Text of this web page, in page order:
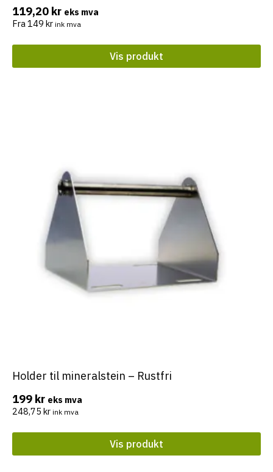
119,20 kr eks mva
Fra149 kr ink mva
Vis produkt
har
flere
varianter.
Holder til mineralstein – Rustfri
199 kr eks mva
248,75 kr ink mva
Vis produkt